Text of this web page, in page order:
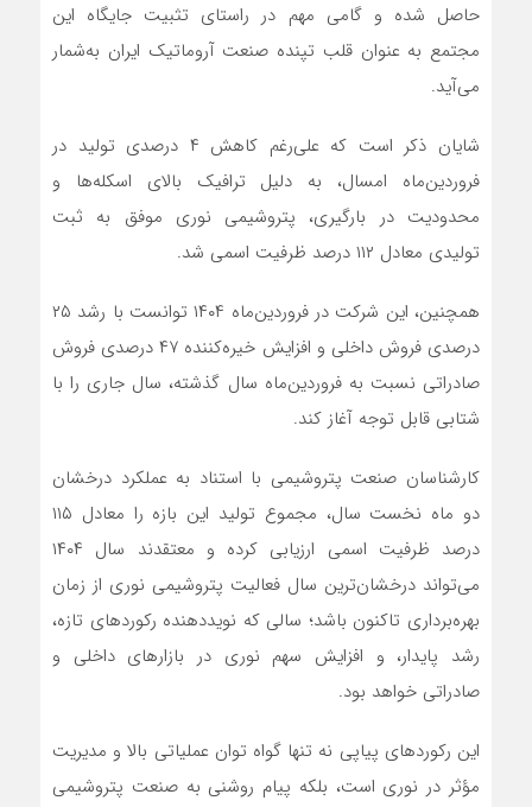
حاصل شده و گامی مهم در راستای تثبیت جایگاه این
مجتمع به عنوان قلب تپنده صنعت آروماتیک ایران به‌شمار
می‌آید.
شایان ذکر است که علی‌رغم کاهش ۴ درصدی تولید در
فروردین‌ماه امسال، به دلیل ترافیک بالای اسکله‌ها و
محدودیت در بارگیری، پتروشیمی نوری موفق به ثبت
تولیدی معادل ۱۱۲ درصد ظرفیت اسمی شد.
همچنین، این شرکت در فروردین‌ماه ۱۴۰۴ توانست با رشد ۲۵
درصدی فروش داخلی و افزایش خیره‌کننده ۴۷ درصدی فروش
صادراتی نسبت به فروردین‌ماه سال گذشته، سال جاری را با
شتابی قابل توجه آغاز کند.
کارشناسان صنعت پتروشیمی با استناد به عملکرد درخشان
دو ماه نخست سال، مجموع تولید این بازه را معادل ۱۱۵
درصد ظرفیت اسمی ارزیابی کرده و معتقدند سال ۱۴۰۴
می‌تواند درخشان‌ترین سال فعالیت پتروشیمی نوری از زمان
بهره‌برداری تاکنون باشد؛ سالی که نویددهنده رکوردهای تازه،
رشد پایدار، و افزایش سهم نوری در بازارهای داخلی و
صادراتی خواهد بود.
این رکوردهای پیاپی نه تنها گواه توان عملیاتی بالا و مدیریت
مؤثر در نوری است، بلکه پیام روشنی به صنعت پتروشیمی